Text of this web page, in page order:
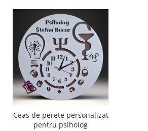
Ceas de perete personalizat
pentru psiholog